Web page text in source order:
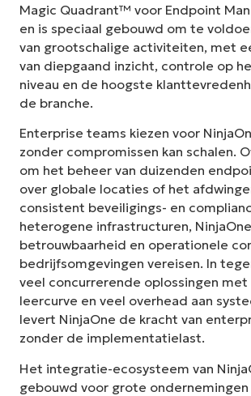
Magic Quadrant™ voor Endpoint
en is speciaal gebouwd om te
van grootschalige activiteiten, met
van diepgaand inzicht, controle op
niveau en de hoogste
de branche.
Enterprise teams kiezen voor
zonder compromissen kan schalen.
om het beheer van duizenden
over globale locaties of het
consistent beveiligings- en
heterogene infrastructuren,
betrouwbaarheid en operationele
bedrijfsomgevingen vereisen. In
veel concurrerende oplossingen
leercurve en veel overhead aan
levert NinjaOne de kracht van
zonder de implementatielast.
Het integratie-ecosysteem van
gebouwd voor grote